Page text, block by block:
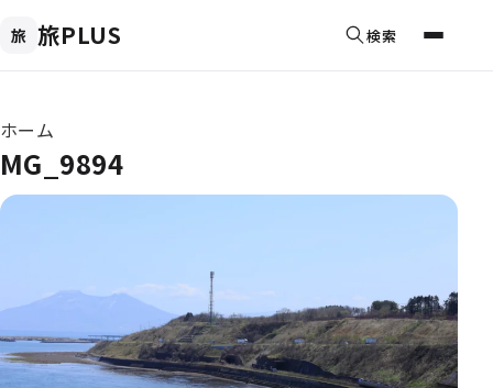
旅 旅PLUS 検索
現在位置
ホーム
MG_9894